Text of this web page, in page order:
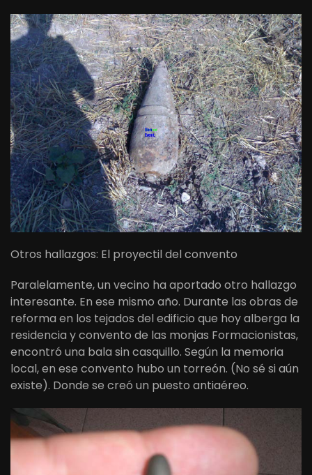
Otros hallazgos: El proyectil del convento
Paralelamente, un vecino ha aportado otro hallazgo
interesante. En ese mismo año. Durante las obras de
reforma en los tejados del edificio que hoy alberga la
residencia y convento de las monjas Formacionistas,
encontró una bala sin casquillo. Según la memoria
local, en ese convento hubo un torreón. (No sé si aún
existe). Donde se creó un puesto antiaéreo.